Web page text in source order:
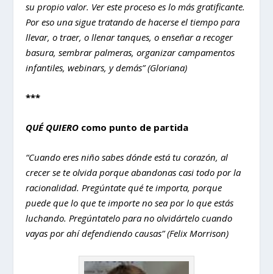
su propio valor. Ver este proceso es lo más gratificante.
Por eso una sigue tratando de hacerse el tiempo para
llevar, o traer, o llenar tanques, o enseñar a recoger
basura, sembrar palmeras, organizar campamentos
infantiles, webinars, y demás” (Gloriana)
***
QUÉ QUIERO como punto de partida
“Cuando eres niño sabes dónde está tu corazón, al
crecer se te olvida porque abandonas casi todo por la
racionalidad. Pregúntate qué te importa, porque
puede que lo que te importe no sea por lo que estás
luchando. Pregúntatelo para no olvidártelo cuando
vayas por ahí defendiendo causas” (Felix Morrison)